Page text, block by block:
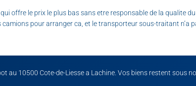
offre le prix le plus bas sans etre responsable de la qualite
pour arranger ca, et le transporteur sous-traitant n’a
au 10500 Cote-de-Liesse a Lachine. Vos biens restent sous